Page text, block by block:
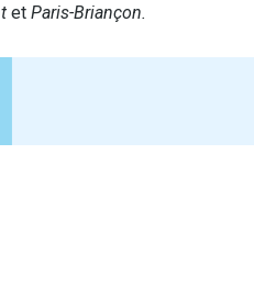
et Paris-Briançon.